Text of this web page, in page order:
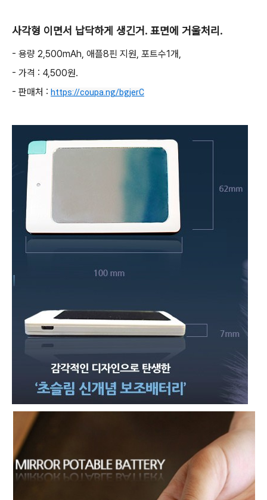
사각형 이면서 납닥하게 생긴거. 표면에 거울처리.
- 용량 2,500mAh, 애플8핀 지원, 포트수1개,
- 가격 : 4,500원.
- 판매처 : https://coupa.ng/bgjerC